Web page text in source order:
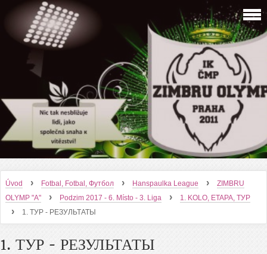
Úvod › Fotbal, Fotbal, Футбол › Hanspaulka League ›
ZIMBRU
OLYMP "A"
› Podzim 2017 - 6. Místo - 3. Liga › 1. KOLO, ETAPA, ТУР
› 1. ТУР - РЕЗУЛЬТАТЫ
1. ТУР - РЕЗУЛЬТАТЫ